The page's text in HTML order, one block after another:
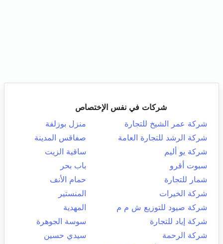
شركات في نفس الإختصاص
شركة عمر الشيخ للتجارة
منزل بوزلفة
شركة الرشد للتجارة العامة
صفاقس المدينة
شركة يو أليم
ساقية الزيت
سبوت أقرو
باب بحر
شمار للتجارة
حمام الأنف
شركة الخيرات
المنستير
شركة صيود للتوزيع ش م م
المهدية
شركة إياد للتجارة
سوسة الجوهرة
شركة الرحمة
سيدي حسين